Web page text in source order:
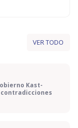
VER TODO
Kast-